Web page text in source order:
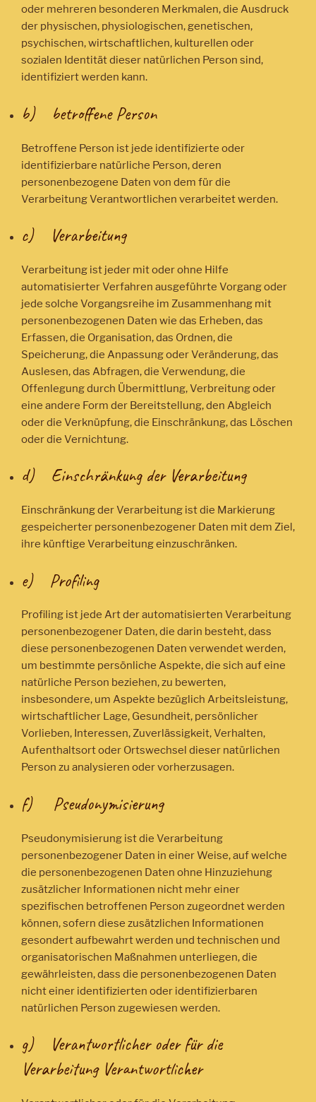
oder mehreren besonderen Merkmalen, die Ausdruck
der physischen, physiologischen, genetischen,
psychischen, wirtschaftlichen, kulturellen oder
sozialen Identität dieser natürlichen Person sind,
identifiziert werden kann.
b) betroffene Person
Betroffene Person ist jede identifizierte oder
identifizierbare natürliche Person, deren
personenbezogene Daten von dem für die
Verarbeitung Verantwortlichen verarbeitet werden.
c) Verarbeitung
Verarbeitung ist jeder mit oder ohne Hilfe
automatisierter Verfahren ausgeführte Vorgang oder
jede solche Vorgangsreihe im Zusammenhang mit
personenbezogenen Daten wie das Erheben, das
Erfassen, die Organisation, das Ordnen, die
Speicherung, die Anpassung oder Veränderung, das
Auslesen, das Abfragen, die Verwendung, die
Offenlegung durch Übermittlung, Verbreitung oder
eine andere Form der Bereitstellung, den Abgleich
oder die Verknüpfung, die Einschränkung, das Löschen
oder die Vernichtung.
d) Einschränkung der Verarbeitung
Einschränkung der Verarbeitung ist die Markierung
gespeicherter personenbezogener Daten mit dem Ziel,
ihre künftige Verarbeitung einzuschränken.
e) Profiling
Profiling ist jede Art der automatisierten Verarbeitung
personenbezogener Daten, die darin besteht, dass
diese personenbezogenen Daten verwendet werden,
um bestimmte persönliche Aspekte, die sich auf eine
natürliche Person beziehen, zu bewerten,
insbesondere, um Aspekte bezüglich Arbeitsleistung,
wirtschaftlicher Lage, Gesundheit, persönlicher
Vorlieben, Interessen, Zuverlässigkeit, Verhalten,
Aufenthaltsort oder Ortswechsel dieser natürlichen
Person zu analysieren oder vorherzusagen.
f) Pseudonymisierung
Pseudonymisierung ist die Verarbeitung
personenbezogener Daten in einer Weise, auf welche
die personenbezogenen Daten ohne Hinzuziehung
zusätzlicher Informationen nicht mehr einer
spezifischen betroffenen Person zugeordnet werden
können, sofern diese zusätzlichen Informationen
gesondert aufbewahrt werden und technischen und
organisatorischen Maßnahmen unterliegen, die
gewährleisten, dass die personenbezogenen Daten
nicht einer identifizierten oder identifizierbaren
natürlichen Person zugewiesen werden.
g) Verantwortlicher oder für die
Verarbeitung Verantwortlicher